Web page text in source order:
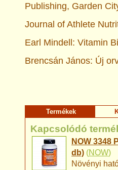
Publishing, Garden
Journal of Athlete
Earl Mindell: Vitamin
Brencsán János: Új
Termékek
Kapcsolódó
NOW 3348
db) (NOW)
Növényi